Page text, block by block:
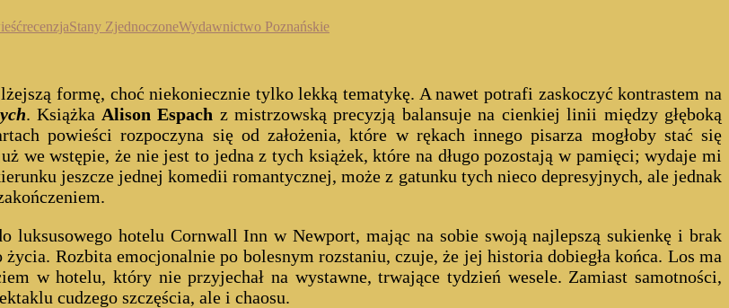
recenzjaStany ZjednoczoneWydawnictwo Poznańskie
formę, choć niekoniecznie tylko lekką tematykę. A nawet potrafi zaskoczyć kontrastem na
. Książka Alison Espach z mistrzowską precyzją balansuje na cienkiej linii między głęboką
powieści rozpoczyna się od założenia, które w rękach innego pisarza mogłoby stać się
we wstępie, że nie jest to jedna z tych książek, które na długo pozostają w pamięci; wydaje mi
jeszcze jednej komedii romantycznej, może z gatunku tych nieco depresyjnych, ale jednak
luksusowego hotelu Cornwall Inn w Newport, mając na sobie swoją najlepszą sukienkę i brak
Rozbita emocjonalnie po bolesnym rozstaniu, czuje, że jej historia dobiegła końca. Los ma
w hotelu, który nie przyjechał na wystawne, trwające tydzień wesele. Zamiast samotności,
cudzego szczęścia, ale i chaosu.